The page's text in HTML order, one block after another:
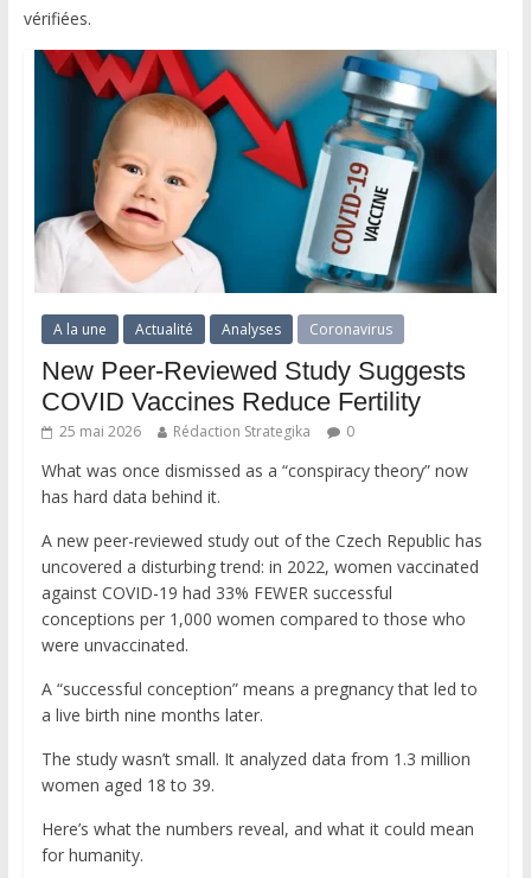
vérifiées.
A la une Actualité Analyses Coronavirus
New Peer-Reviewed Study Suggests
COVID Vaccines Reduce Fertility
25 mai 2026 Rédaction Strategika 0
What was once dismissed as a “conspiracy theory” now
has hard data behind it.
A new peer-reviewed study out of the Czech Republic has
uncovered a disturbing trend: in 2022, women vaccinated
against COVID-19 had 33% FEWER successful
conceptions per 1,000 women compared to those who
were unvaccinated.
A “successful conception” means a pregnancy that led to
a live birth nine months later.
The study wasn’t small. It analyzed data from 1.3 million
women aged 18 to 39.
Here’s what the numbers reveal, and what it could mean
for humanity.